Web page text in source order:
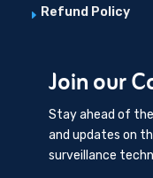
E Refund Policy
Join our
Stay ahead of
and updates on
surveillance